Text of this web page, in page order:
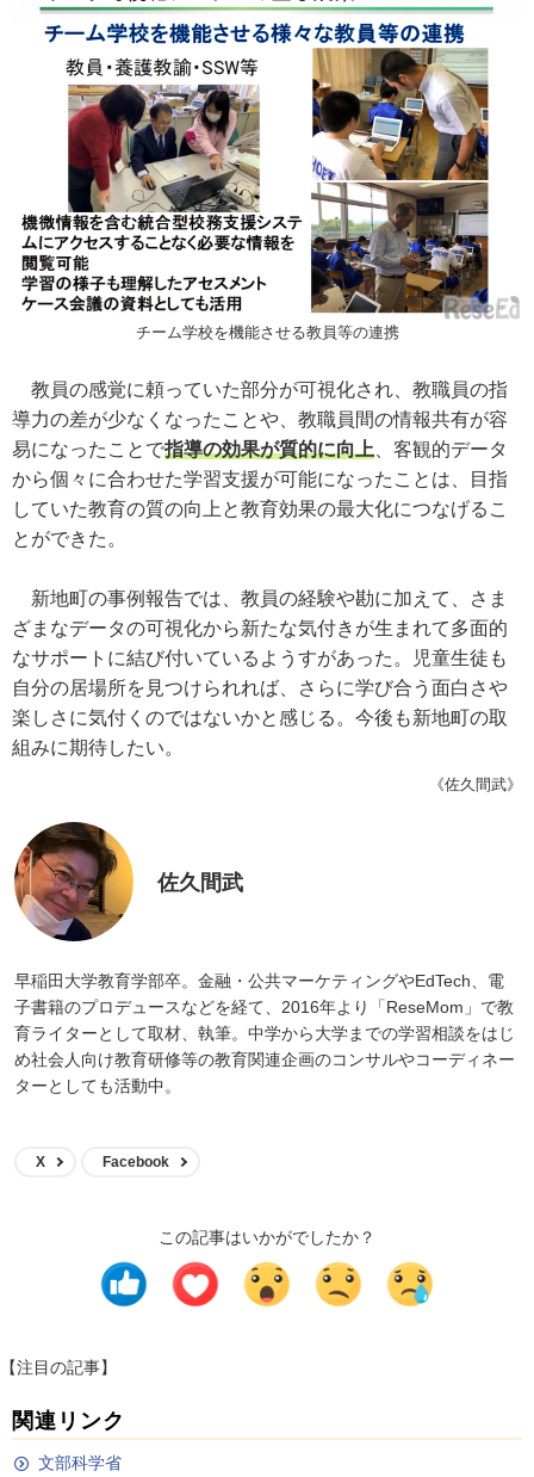
チーム学校を機能させる教員等の連携
教員の感覚に頼っていた部分が可視化され、教職員の指
導力の差が少なくなったことや、教職員間の情報共有が容
易になったことで指導の効果が質的に向上 、客観的データ
から個々に合わせた学習支援が可能になったことは、目指
していた教育の質の向上と教育効果の最大化につなげるこ
とができた。
新地町の事例報告では、教員の経験や勘に加えて、さま
ざまなデータの可視化から新たな気付きが生まれて多面的
なサポートに結び付いているようすがあった。児童生徒も
自分の居場所を見つけられれば、さらに学び合う面白さや
楽しさに気付くのではないかと感じる。今後も新地町の取
組みに期待したい。
《佐久間武》
佐久間武
早稲田大学教育学部卒。金融・公共マーケティングやEdTech、電
子書籍のプロデュースなどを経て、2016年より「ReseMom」で教
育ライターとして取材、執筆。中学から大学までの学習相談をはじ
め社会人向け教育研修等の教育関連企画のコンサルやコーディネー
ターとしても活動中。
X Facebook
この記事はいかがでしたか？
【注目の記事】
関連リンク
文部科学省